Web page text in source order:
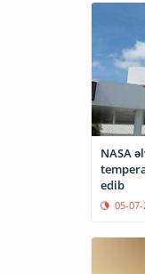
NASA
edib
05-